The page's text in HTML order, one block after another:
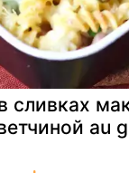
сливках
au